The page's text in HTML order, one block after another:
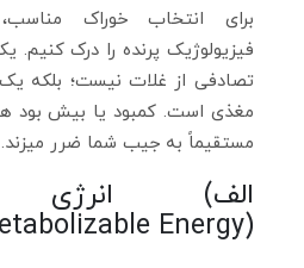
برای انتخاب خوراک مناسب،
فیزیولوژیک پرنده را درک کنیم.
تصادفی از غلات نیست؛ بلکه
مغذی است. کمبود یا بیش‌ بود
مستقیماً به جیب شما ضرر میزند.
الف) انرژی
(Metabolizable Energy)